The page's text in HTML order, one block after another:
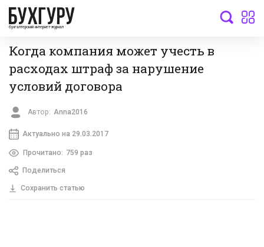
бухгалтерский интернет-журнал
Когда компания может учесть в
расходах штраф за нарушение
условий договора
Автор: Anna2016
Актуально на 29.03.2017
Прочитано: 759 раз
Поделиться
Сохранить статью